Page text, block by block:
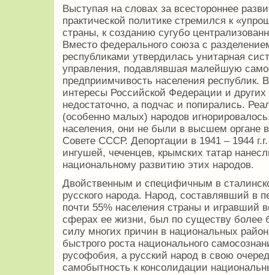
Выступая на словах за всестороннее
практической политике стремился к
страны, к созданию сугубо
Вместо федерального союза с
республиками утвердилась унитарная
управления, подавлявшая малейшую
предприимчивость населения республик.
интересы Российской Федерации и
недостаточно, а подчас и попирались.
(особенно малых) народов
населения, они не были в высшем органе
Совете СССР. Депортации в 1941 – 1944
ингушей, чеченцев, крымских татар
национальному развитию этих народов.
Двойственным и специфичным в
русского народа. Народ, составлявший в
почти 55% населения страны и игравший
сферах ее жизни, был по существу более
силу многих причин в национальных
быстрого роста национального
русофобия, а русский народ в свою
самобытность к консолидации